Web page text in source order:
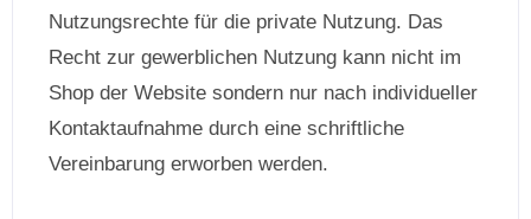
Nutzungsrechte für die private Nutzung. Das
Recht zur gewerblichen Nutzung kann nicht im
Shop der Website sondern nur nach individueller
Kontaktaufnahme durch eine schriftliche
Vereinbarung erworben werden.